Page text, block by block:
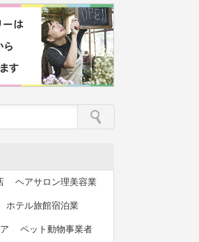
ヘアサロン理美容業
ホテル旅館宿泊業
ペット動物事業者